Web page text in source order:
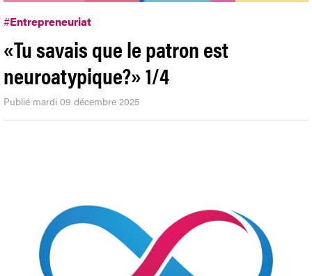
#Entrepreneuriat
«Tu savais que le patron est
neuroatypique?» 1/4
Publié mardi 09 décembre 2025